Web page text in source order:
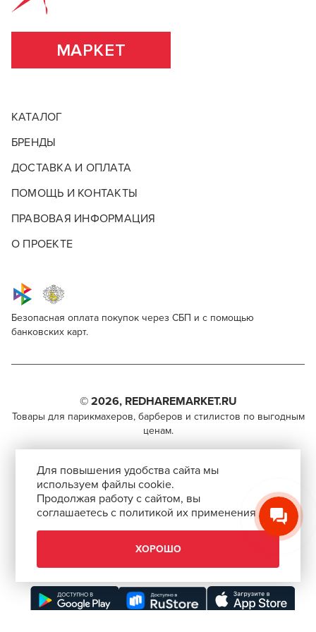
домашних условиях.
МАРКЕТ
КАТАЛОГ
БРЕНДЫ
ДОСТАВКА И ОПЛАТА
ПОМОЩЬ И КОНТАКТЫ
ПРАВОВАЯ ИНФОРМАЦИЯ
О ПРОЕКТЕ
Безопасная оплата покупок через СБП и с помощью
банковских карт.
© 2026, REDHAREMARKET.RU
Товары для парикмахеров, барберов и стилистов по выгодным
ценам.
+7 (495) 981-65-84
info@redhare.ru
г. Москва, ул. Нижняя Красносельская, 35-64,
этаж 6, помещение 1, комната 22, кабинет 2
СМОТРЕТЬ НА КАРТЕ
Для повышения удобства сайта мы
используем файлы cookie.
Продолжая работу с сайтом, вы
соглашаетесь с политикой их применения
ХОРОШО
Kapous Professional Hyaluronic Acid 5/43
СКОПИРОВАТЬ ССЫЛКУ
ВКОНТАКТЕ
WHATSAPP
ЗАКРЫТЬ
парикмахерам, барберам, колористам и другим
специалистам бьюти-индустрии.